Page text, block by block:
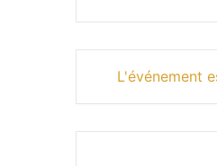
L'événement